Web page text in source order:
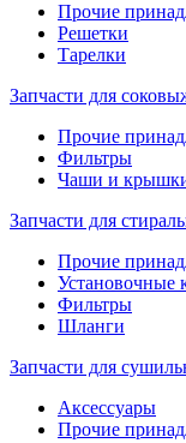
Прочие
Решетки
Тарелки
Запчасти для
Прочие
Фильтры
Чаши и
Запчасти для
Прочие
Установочные
Фильтры
Шланги
Запчасти для
Аксессуары
Прочие